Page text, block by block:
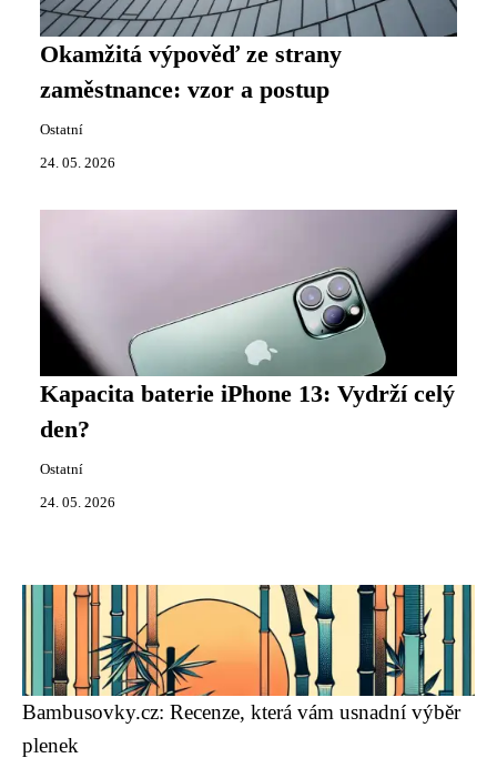
Okamžitá výpověď ze strany
zaměstnance: vzor a postup
Ostatní
24. 05. 2026
Kapacita baterie iPhone 13: Vydrží celý
den?
Ostatní
24. 05. 2026
Bambusovky.cz: Recenze, která vám usnadní výběr
plenek